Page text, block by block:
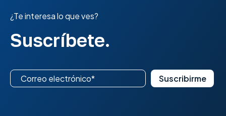
¿Te interesa lo que ves?
Suscríbete.